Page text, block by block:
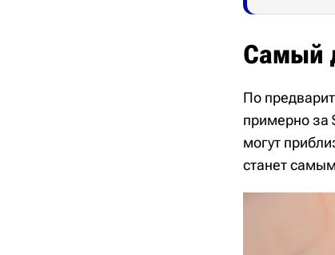
Самый
По
примерно за
могут
станет